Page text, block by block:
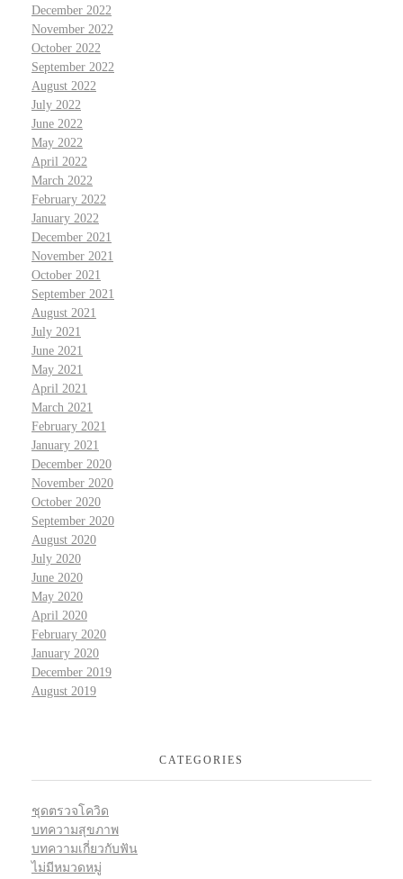
December 2022
November 2022
October 2022
September 2022
August 2022
July 2022
June 2022
May 2022
April 2022
March 2022
February 2022
January 2022
December 2021
November 2021
October 2021
September 2021
August 2021
July 2021
June 2021
May 2021
April 2021
March 2021
February 2021
January 2021
December 2020
November 2020
October 2020
September 2020
August 2020
July 2020
June 2020
May 2020
April 2020
February 2020
January 2020
December 2019
August 2019
CATEGORIES
ชุดตรวจโควิด
บทความสุขภาพ
บทความเกี่ยวกับฟัน
ไม่มีหมวดหมู่